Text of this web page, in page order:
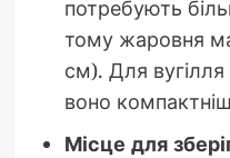
потребують
тому жаровня
см). Для
воно
Місце для